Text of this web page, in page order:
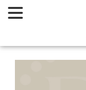
Inhalt